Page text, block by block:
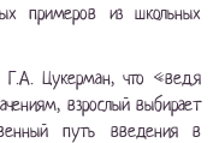
примеров из школьных
Г.А. Цукерман, что «ведя
взрослый выбирает
путь введения в